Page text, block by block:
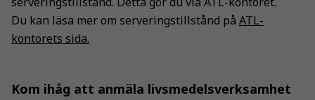
Du kan läsa mer om serveringstillstånd på ATL-
kontorets sida.
Kom ihåg att anmäla livsmedelsverksamhet